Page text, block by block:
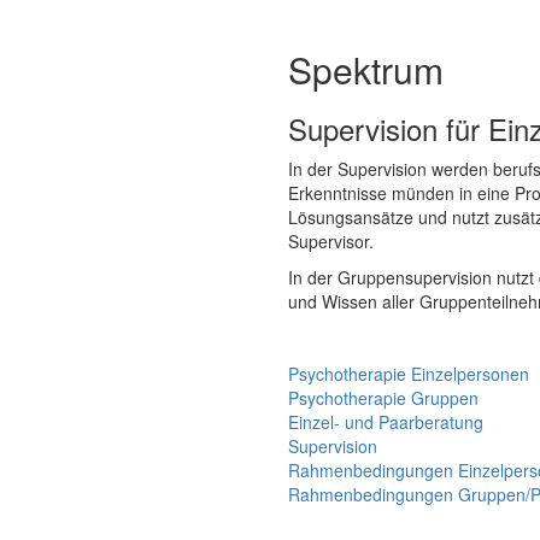
Spektrum
Supervision für
In der Supervision werden
Erkenntnisse münden in eine
Lösungsansätze und nutzt
Supervisor.
In der Gruppensupervision
und Wissen aller
Psychotherapie Einzelpersonen
Psychotherapie Gruppen
Einzel- und Paarberatung
Supervision
Rahmenbedingungen
Rahmenbedingungen Gruppen/